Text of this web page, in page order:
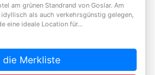
am grünen Standrand von Goslar. Am
als auch verkehrsgünstig gelegen,
eine ideale Location für...
die Merkliste